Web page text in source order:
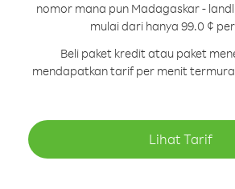
nomor mana pun Madagaskar -
mulai dari hanya 99.0 ¢
Beli paket kredit atau paket
mendapatkan tarif per menit
Lihat Tarif